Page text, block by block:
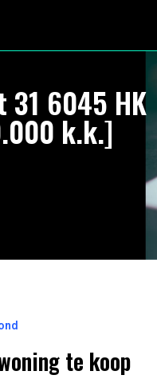
6045 HK
k.k.]
te koop